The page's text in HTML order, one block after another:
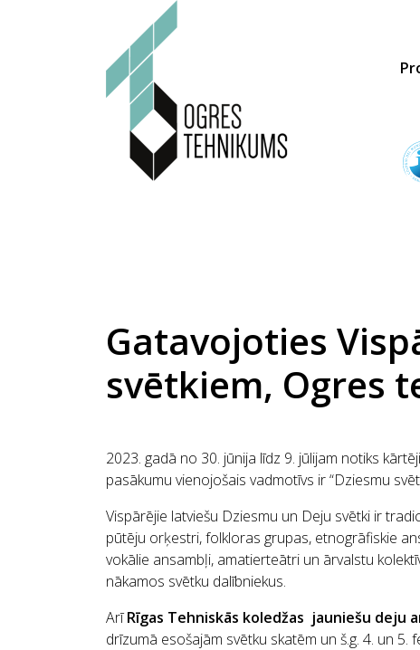
Gatavojoties
svētkiem, Ogres
2023. gadā no 30. jūnija līdz 9. jūlijam notiks
pasākumu vienojošais vadmotīvs ir “Dziesmu
Vispārējie latviešu Dziesmu un Deju svētki ir
pūtēju orķestri, folkloras grupas, etnogrāfiskie
vokālie ansambļi, amatierteātri un ārvalstu
nākamos svētku dalībniekus.
ArīRīgas Tehniskās koledžas jauniešu deju
drīzumā esošajām svētku skatēm un š.g. 4. un 5.